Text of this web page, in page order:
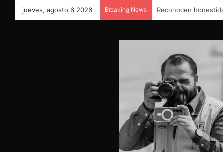
jueves, agosto 6 2026 Breaking News